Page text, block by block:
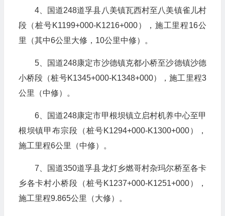
4、国道248道孚县八美镇瓦西村至八美镇雀儿村
段（桩号K1199+000-K1216+000），施工里程16公
里（其中6公里大修，10公里中修）。
5、国道248康定市沙德镇克都小桥至沙德镇沙德
小桥段（桩号K1345+000-K1348+000），施工里程3
公里（中修）。
6、国道248康定市甲根坝镇立启村机养中心至甲
根坝镇甲布宗段（桩号K1294+000-K1300+000），
施工里程6公里（中修）。
7、国道350道孚县龙灯乡燃哥村杂玛尔桥至各卡
乡各卡村小桥段（桩号K1237+000-K1251+000），
施工里程9.865公里（大修）。